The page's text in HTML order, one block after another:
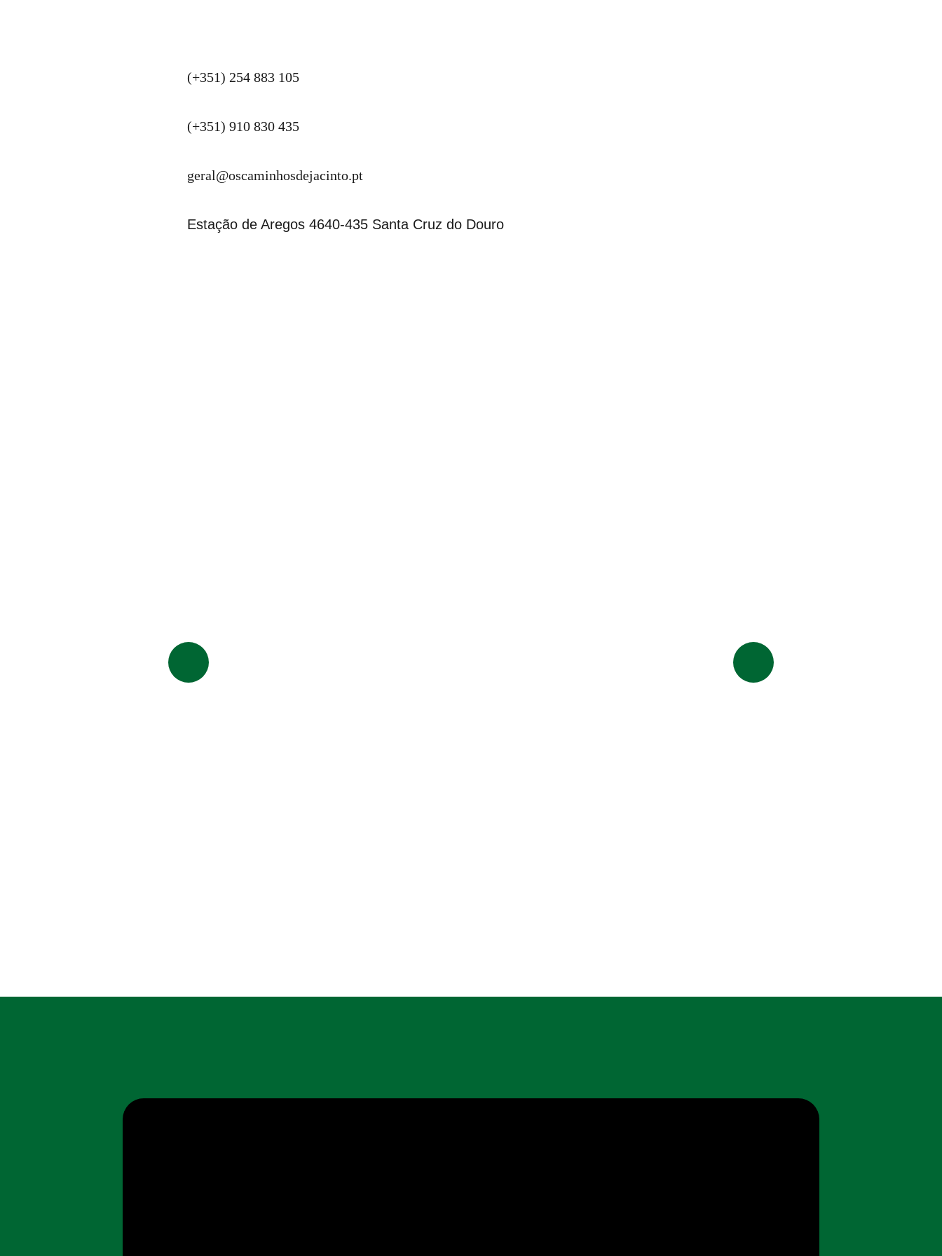
(+351) 254 883 105
(+351) 910 830 435
geral@oscaminhosdejacinto.pt
Estação de Aregos 4640-435 Santa Cruz do Douro